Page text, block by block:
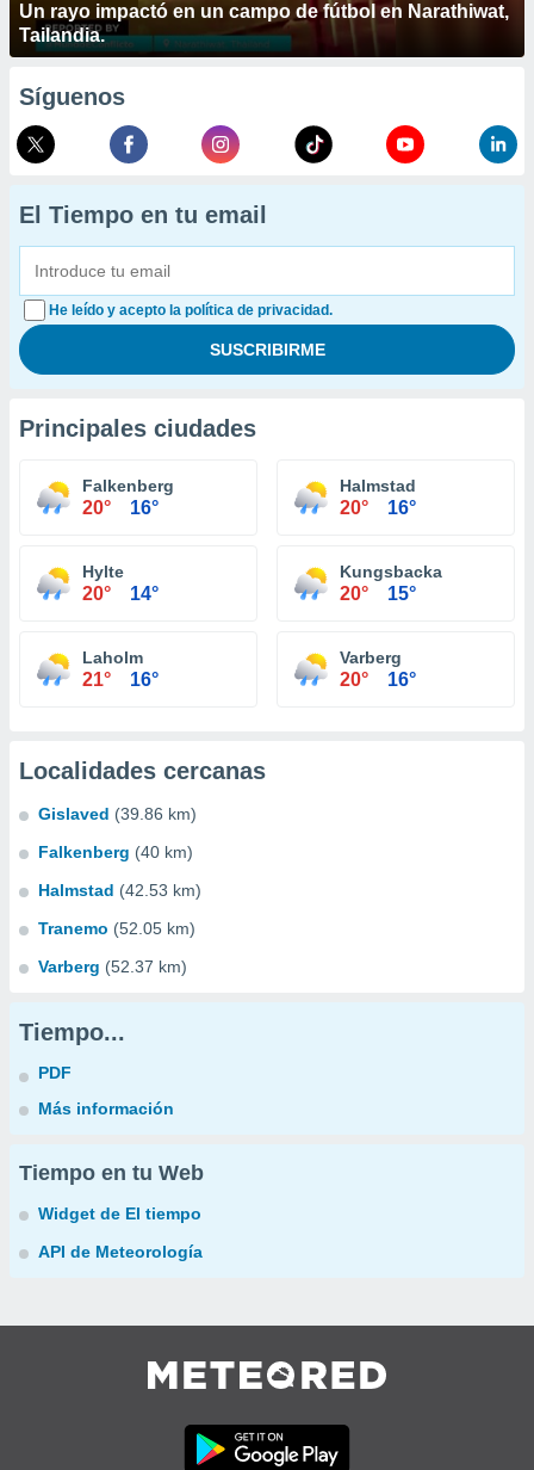
Un rayo impactó en un campo de fútbol en Narathiwat,
Tailandia.
Síguenos
El Tiempo en tu email
He leído y acepto la política de privacidad.
Principales ciudades
Falkenberg
20° 16°
Halmstad
20° 16°
Hylte
20° 14°
Kungsbacka
20° 15°
Laholm
21° 16°
Varberg
20° 16°
Localidades cercanas
Gislaved (39.86 km)
Falkenberg (40 km)
Halmstad (42.53 km)
Tranemo (52.05 km)
Varberg (52.37 km)
Tiempo...
PDF
Más información
Tiempo en tu Web
Widget de El tiempo
API de Meteorología